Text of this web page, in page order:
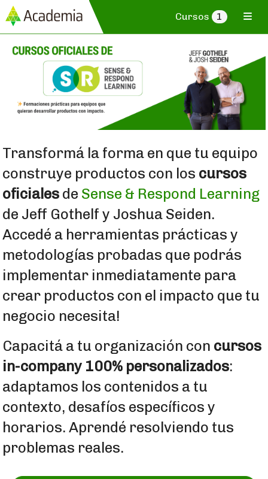
Cursos 1
Transformá la forma en que tu equipo
construye productos con los cursos
oficiales de Sense & Respond Learning
de Jeff Gothelf y Joshua Seiden.
Accedé a herramientas prácticas y
metodologías probadas que podrás
implementar inmediatamente para
crear productos con el impacto que tu
negocio necesita!
Capacitá a tu organización con cursos
in-company 100% personalizados:
adaptamos los contenidos a tu
contexto, desafíos específicos y
horarios. Aprendé resolviendo tus
problemas reales.